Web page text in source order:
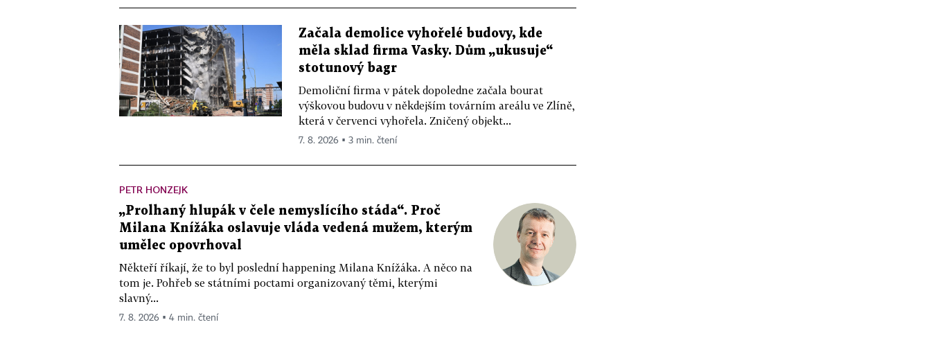
Začala demolice vyhořelé budovy, kde
měla sklad firma Vasky. Dům „ukusuje“
stotunový bagr
Demoliční firma v pátek dopoledne začala bourat
výškovou budovu v někdejším továrním areálu ve Zlíně,
která v červenci vyhořela. Zničený objekt...
7. 8. 2026 ▪ 3 min. čtení
PETR HONZEJK
„Prolhaný hlupák v čele nemyslícího stáda“. Proč
Milana Knížáka oslavuje vláda vedená mužem, kterým
umělec opovrhoval
Někteří říkají, že to byl poslední happening Milana Knížáka. A něco na
tom je. Pohřeb se státními poctami organizovaný těmi, kterými
slavný...
7. 8. 2026 ▪ 4 min. čtení